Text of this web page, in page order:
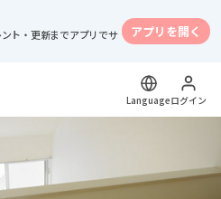
ト・更新までアプリでサ
アプリを開く
Languageログイン